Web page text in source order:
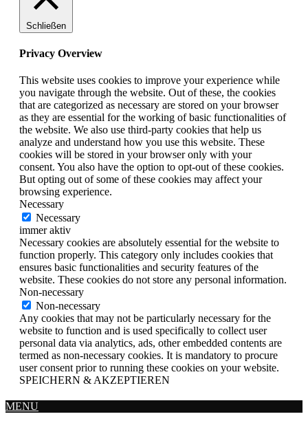
Schließen
Privacy Overview
This website uses cookies to improve your experience while
you navigate through the website. Out of these, the cookies
that are categorized as necessary are stored on your browser
as they are essential for the working of basic functionalities of
the website. We also use third-party cookies that help us
analyze and understand how you use this website. These
cookies will be stored in your browser only with your
consent. You also have the option to opt-out of these cookies.
But opting out of some of these cookies may affect your
browsing experience.
Necessary
Necessary
immer aktiv
Necessary cookies are absolutely essential for the website to
function properly. This category only includes cookies that
ensures basic functionalities and security features of the
website. These cookies do not store any personal information.
Non-necessary
Non-necessary
Any cookies that may not be particularly necessary for the
website to function and is used specifically to collect user
personal data via analytics, ads, other embedded contents are
termed as non-necessary cookies. It is mandatory to procure
user consent prior to running these cookies on your website.
SPEICHERN & AKZEPTIEREN
MENU